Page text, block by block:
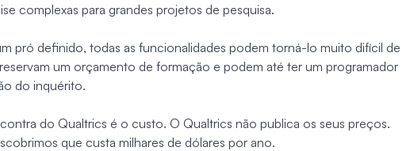
complexas para grandes projetos de pesquisa.
pró definido, todas as funcionalidades podem torná-lo muito difícil de
um orçamento de formação e podem até ter um programador
do inquérito.
do Qualtrics é o custo. O Qualtrics não publica os seus preços.
que custa milhares de dólares por ano.